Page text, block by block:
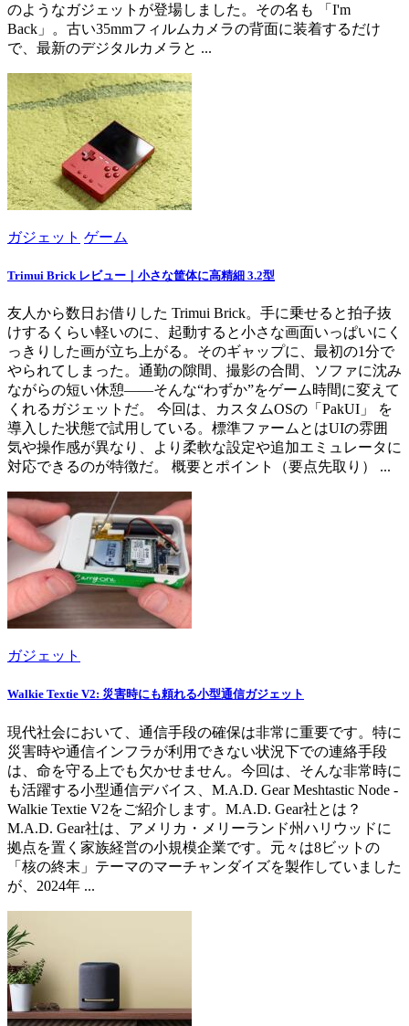
のようなガジェットが登場しました。その名も 「I'm
Back」。古い35mmフィルムカメラの背面に装着するだけ
で、最新のデジタルカメラと ...
ガジェット ゲーム
Trimui Brick レビュー｜小さな筐体に高精細 3.2型
友人から数日お借りした Trimui Brick。手に乗せると拍子抜
けするくらい軽いのに、起動すると小さな画面いっぱいにく
っきりした画が立ち上がる。そのギャップに、最初の1分で
やられてしまった。通勤の隙間、撮影の合間、ソファに沈み
ながらの短い休憩——そんな“わずか”をゲーム時間に変えて
くれるガジェットだ。 今回は、カスタムOSの「PakUI」 を
導入した状態で試用している。標準ファームとはUIの雰囲
気や操作感が異なり、より柔軟な設定や追加エミュレータに
対応できるのが特徴だ。 概要とポイント（要点先取り） ...
ガジェット
Walkie Textie V2: 災害時にも頼れる小型通信ガジェット
現代社会において、通信手段の確保は非常に重要です。特に
災害時や通信インフラが利用できない状況下での連絡手段
は、命を守る上でも欠かせません。今回は、そんな非常時に
も活躍する小型通信デバイス、M.A.D. Gear Meshtastic Node -
Walkie Textie V2をご紹介します。M.A.D. Gear社とは？
M.A.D. Gear社は、アメリカ・メリーランド州ハリウッドに
拠点を置く家族経営の小規模企業です。元々は8ビットの
「核の終末」テーマのマーチャンダイズを製作していました
が、2024年 ...